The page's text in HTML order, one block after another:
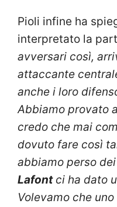
Pioli infine ha
interpretato la
avversari così,
attaccante
anche i loro
Abbiamo provato
credo che mai
dovuto fare così
abbiamo perso
Lafontci ha dato
Volevamo che uno